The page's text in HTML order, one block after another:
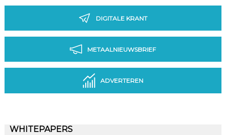
DIGITALE KRANT
METAALNIEUWSBRIEF
ADVERTEREN
WHITEPAPERS